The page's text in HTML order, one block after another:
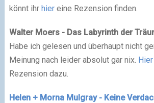
könnt ihr hiereine Rezension finden.
Walter Moers - Das Labyrinth der
Habe ich gelesen und überhaupt nicht
Meinung nach leider absolut gar nix. Hier
Rezension dazu.
Helen + Morna Mulgray - Keine